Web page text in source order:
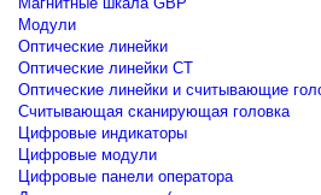
Модули
Оптические линейки
Оптические линейки CT
Оптические линейки и считывающие
Считывающая сканирующая головка
Цифровые индикаторы
Цифровые модули
Цифровые панели оператора